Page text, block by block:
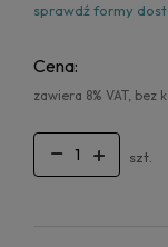
sprawdź formy
Cena:
zawiera 8% VAT, bez
szt.